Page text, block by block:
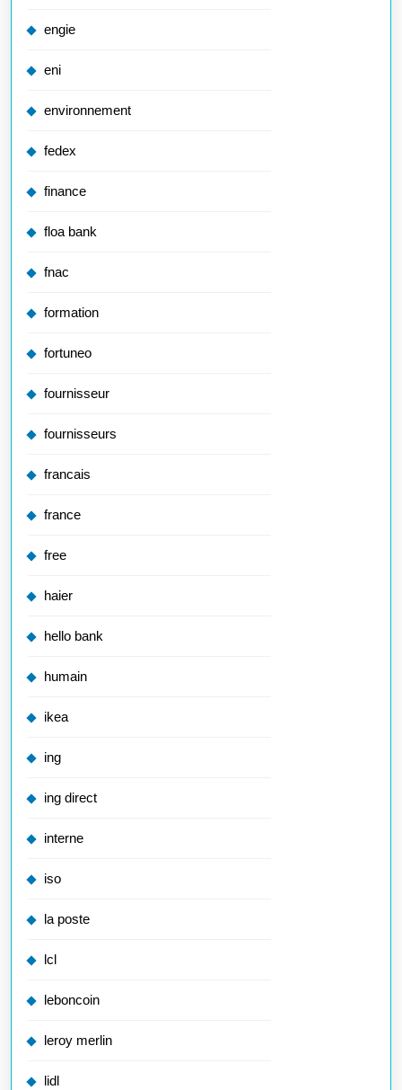
engie
eni
environnement
fedex
finance
floa bank
fnac
formation
fortuneo
fournisseur
fournisseurs
francais
france
free
haier
hello bank
humain
ikea
ing
ing direct
interne
iso
la poste
lcl
leboncoin
leroy merlin
lidl